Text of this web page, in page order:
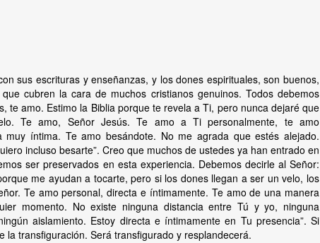
sus escrituras y enseñanzas, y los dones espirituales, son buenos,
cubren la cara de muchos cristianos genuinos. Todos debemos
te amo. Estimo la Biblia porque te revela a Ti, pero nunca dejaré que
Te amo, Señor Jesús. Te amo a Ti personalmente, te amo
íntima. Te amo besándote. No me agrada que estés alejado.
incluso besarte”. Creo que muchos de ustedes ya han entrado en
ser preservados en esta experiencia. Debemos decirle al Señor:
me ayudan a tocarte, pero si los dones llegan a ser un velo, los
Te amo personal, directa e íntimamente. Te amo de una manera
momento. No existe ninguna distancia entre Tú y yo, ninguna
aislamiento. Estoy directa e íntimamente en Tu presencia”. Si
la transfiguración. Será transfigurado y resplandecerá.